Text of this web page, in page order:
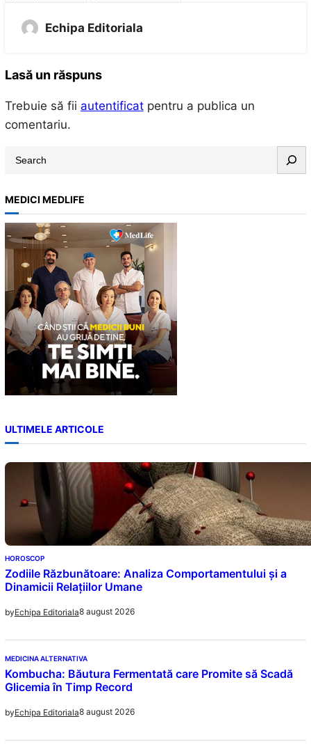
Echipa Editoriala
Lasă un răspuns
Trebuie să fii autentificatpentru a publica un
comentariu.
r
c
h
MEDICI MEDLIFE
ULTIMELE ARTICOLE
HOROSCOP
Zodiile Răzbunătoare: Analiza Comportamentului și a
Dinamicii Relațiilor Umane
byEchipa Editoriala8 august 2026
MEDICINA ALTERNATIVA
Kombucha: Băutura Fermentată care Promite să Scadă
Glicemia în Timp Record
byEchipa Editoriala8 august 2026